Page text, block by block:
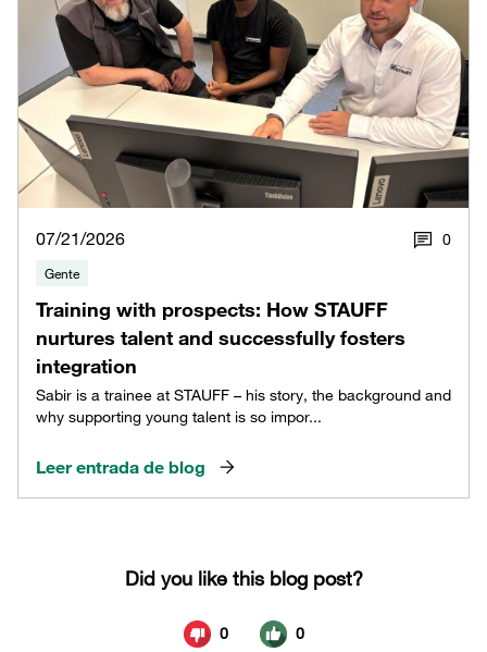
07/21/2026 0
Gente
Training with prospects: How STAUFF
nurtures talent and successfully fosters
integration
Sabir is a trainee at STAUFF – his story, the background and
why supporting young talent is so impor...
Leer entrada de blog